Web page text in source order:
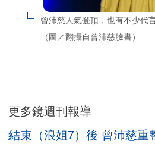
曾沛慈人氣登頂，也有不少代
（圖／翻攝自曾沛慈臉書）
更多鏡週刊報導
結束（浪姐7）後 曾沛慈重